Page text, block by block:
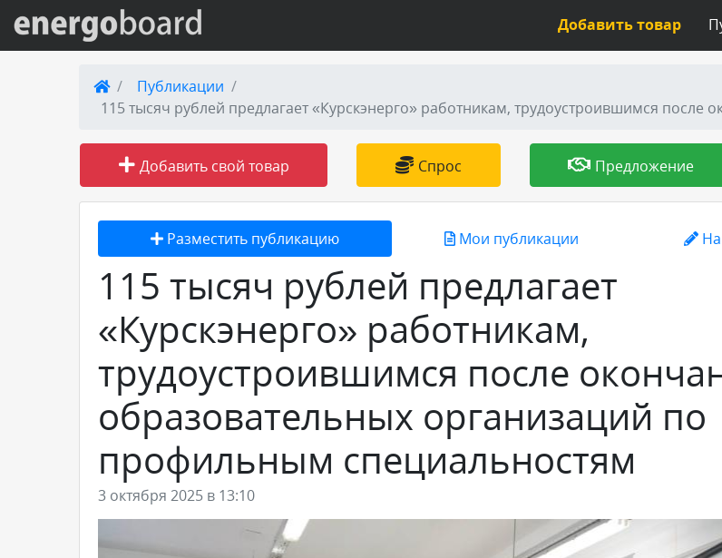
Вход на сайт
Публикации
Справка
Товары и услуги
Добавить товар или услугу
Добавить товар
Публикации
Добавить свой товар Спрос Предложение
Разместить публикацию Мои публикации
115 тысяч рублей предлагает
«Курскэнерго» работникам,
трудоустроившимся после
образовательных организаций по
профильным специальностям
3 октября 2025 в 13:10